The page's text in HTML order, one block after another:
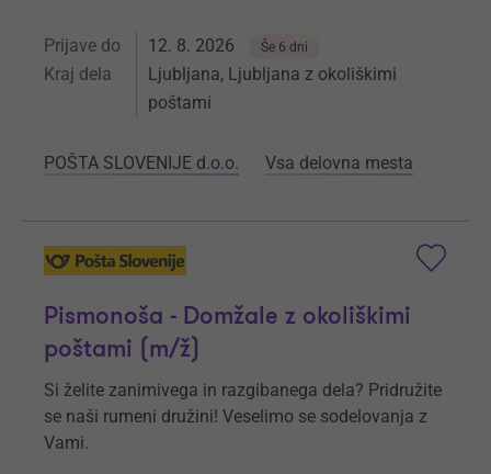
Prijave do 12. 8. 2026 Še 6 dni
Kraj dela
Ljubljana, Ljubljana z okoliškimi
poštami
POŠTA SLOVENIJE d.o.o. Vsa delovna mesta
Pismonoša - Domžale z okoliškimi
poštami (m/ž)
Si želite zanimivega in razgibanega dela? Pridružite
se naši rumeni družini! Veselimo se sodelovanja z
Vami.